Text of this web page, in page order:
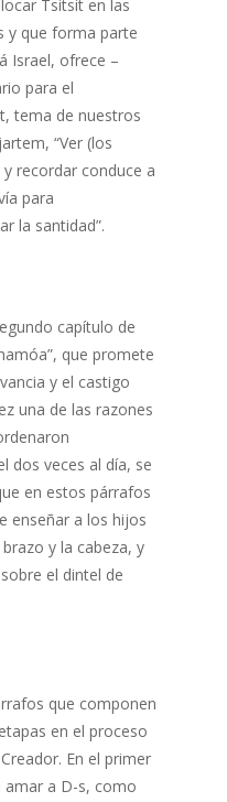
Tsitsit en las
y que forma parte
Israel, ofrece –
para el
tema de nuestros
“Ver (los
recordar conduce a
para
la santidad”.
capítulo de
que promete
y el castigo
una de las razones
dos veces al día, se
en estos párrafos
enseñar a los hijos
y la cabeza, y
el dintel de
que componen
en el proceso
En el primer
a D-s, como